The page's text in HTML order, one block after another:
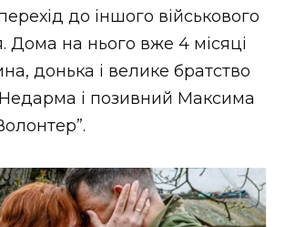
до іншого військового
Дома на нього вже 4 місяці
донька і велике братство
Недарма і позивний Максима